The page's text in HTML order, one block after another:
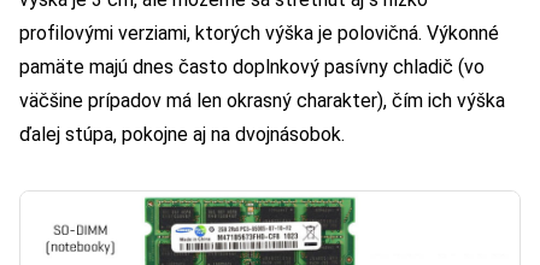
profilovými verziami, ktorých výška je polovičná. Výkonné
pamäte majú dnes často doplnkový pasívny chladič (vo
väčšine prípadov má len okrasný charakter), čím ich výška
ďalej stúpa, pokojne aj na dvojnásobok.